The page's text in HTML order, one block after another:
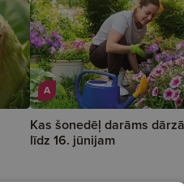
A
Kas šonedēļ darāms
līdz 16. jūnijam